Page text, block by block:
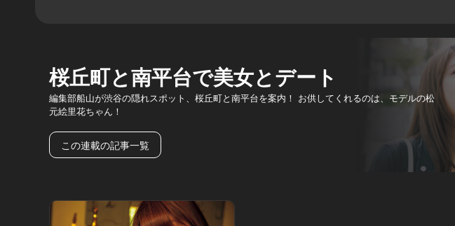
桜丘町と南平台で美女とデート
編集部船山が渋谷の隠れスポット、桜丘町と南平台を案内！ お供してくれるのは、モデルの松
元絵里花ちゃん！
この連載の記事一覧